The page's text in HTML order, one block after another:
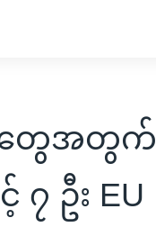
တွေအတွက်
၇ ဦး EU